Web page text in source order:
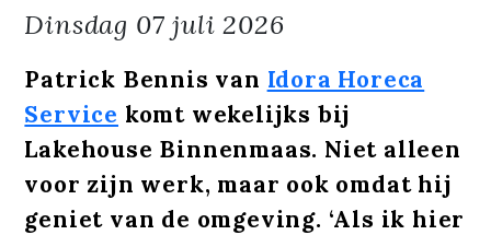
Dinsdag 07 juli 2026
Patrick Bennis van Idora Horeca
Service komt wekelijks bij
Lakehouse Binnenmaas. Niet alleen
voor zijn werk, maar ook omdat hij
geniet van de omgeving. ‘Als ik hier